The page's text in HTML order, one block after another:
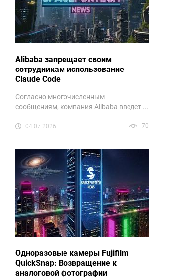
Alibaba запрещает своим
сотрудникам использование
Claude Code
Согласно многочисленным
сообщениям, компания Alibaba введет ...
04.07.2026 70
Одноразовые камеры Fujifilm
QuickSnap: Возвращение к
аналоговой фотографии